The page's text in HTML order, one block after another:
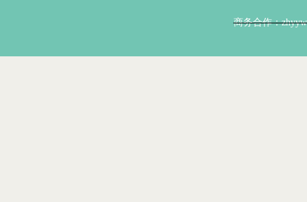
商务合作：